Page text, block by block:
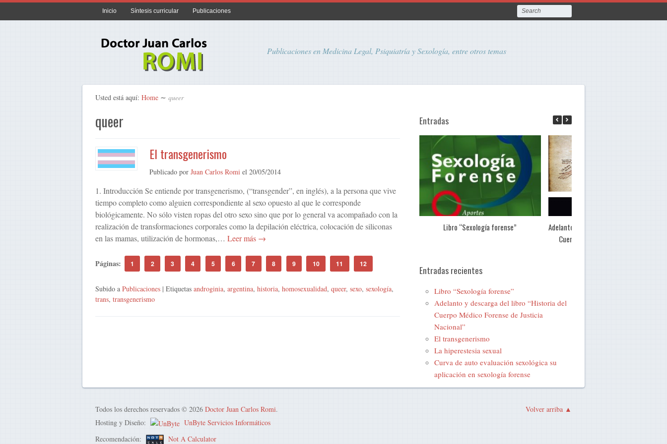
Inicio Síntesis curricular Publicaciones
Publicaciones en Medicina Legal, Psiquiatría y Sexología, entre otros temas
Usted está aquí: Home ∼ queer
queer
El transgenerismo
Publicado por Juan Carlos Romi el 20/05/2014
1. Introducción Se entiende por transgenerismo, (“transgender”, en inglés), a la persona que vive
tiempo completo como alguien correspondiente al sexo opuesto al que le corresponde
biológicamente. No sólo visten ropas del otro sexo sino que por lo general va acompañado con la
realización de transformaciones corporales como la depilación eléctrica, colocación de siliconas
en las mamas, utilización de hormonas,… Leer más →
Páginas: 1 2 3 4 5 6 7 8 9 10 11 12
Subido a Publicaciones | Etiquetas androginia, argentina, historia, homosexualidad, queer, sexo, sexología,
trans, transgenerismo
Entradas
Libro “Sexología forense”
Adelanto y descarga del libro “Historia
Cuerpo Médico Forense de Justicia
Entradas recientes
Libro “Sexología forense”
Adelanto y descarga del libro “Historia del
Cuerpo Médico Forense de Justicia
Nacional”
El transgenerismo
La hiperestesia sexual
Curva de auto evaluación sexológica su
aplicación en sexología forense
Todos los derechos reservados © 2026 Doctor Juan Carlos Romi.
Hosting y Diseño:
UnByte Servicios Informáticos
Recomendación:
Not A Calculator
Volver arriba